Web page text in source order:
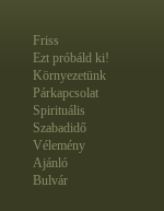
Friss
Ezt próbáld ki!
Környezetünk
Párkapcsolat
Spirituális
Szabadidő
Vélemény
Ajánló
Bulvár